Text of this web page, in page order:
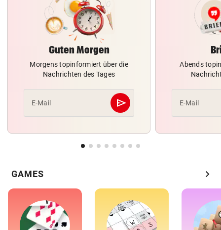
Guten Morgen
Morgens topinformiert über die
Nachrichten des Tages
E-Mail send
Abschicken
Abends
E-Mail
GAMES chevron_right